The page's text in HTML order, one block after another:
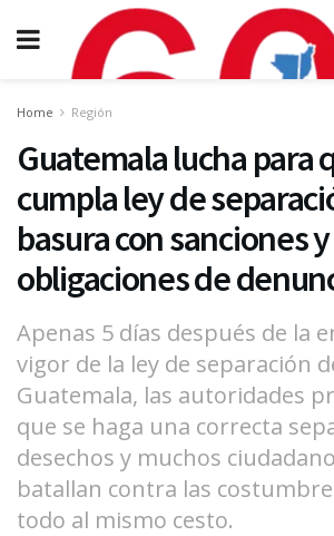
Home Región
Guatemala lucha para
cumpla ley de
basura con sanciones y
obligaciones de
Apenas 5 días después de la
vigor de la ley de separación
Guatemala, las autoridades
que se haga una correcta
desechos y muchos
batallan contra las
todo al mismo cesto.